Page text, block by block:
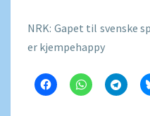
NRK: Gapet til svenske
er kjempehappy